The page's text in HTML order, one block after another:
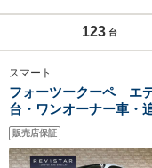
123 台
スマート
フォーツークーペ エ
台・ワンオーナー車・
Bluteooth・USB・ETC
ル・アームレスト・オ
ォグラン
販売店保証